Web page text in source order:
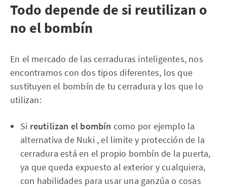
Todo depende de si reutilizan o
no el bombín
En el mercado de las cerraduras inteligentes, nos
encontramos con dos tipos diferentes, los que
sustituyen el bombín de tu cerradura y los que lo
utilizan:
Si reutilizan el bombín como por ejemplo la
alternativa de Nuki , el limite y protección de la
cerradura está en el propio bombín de la puerta,
ya que queda expuesto al exterior y cualquiera,
con habilidades para usar una ganzúa o cosas